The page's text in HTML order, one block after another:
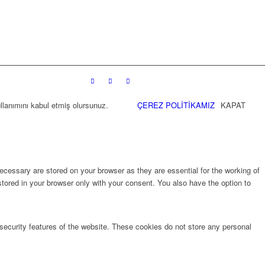
kabul etmiş olursunuz. ÇEREZ POLİTİKAMIZ KAPAT
are stored on your browser as they are essential for the working of
in your browser only with your consent. You also have the option to
features of the website. These cookies do not store any personal